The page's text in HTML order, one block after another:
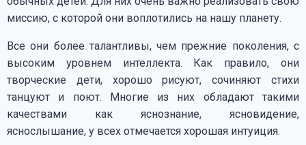
миссию, с которой они воплотились на нашу планету.
Все они более талантливы, чем прежние поколения, с
высоким уровнем интеллекта. Как правило, они
творческие дети, хорошо рисуют, сочиняют стихи
танцуют и поют. Многие из них обладают такими
качествами как яснознание, ясновидение,
яснослышание, у всех отмечается хорошая интуиция.